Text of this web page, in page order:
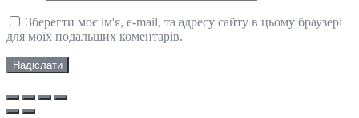
Зберегти моє ім'я, e-mail, та адресу сайту в цьому браузері
для моїх подальших коментарів.